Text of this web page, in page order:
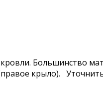
Большинство
крыло).